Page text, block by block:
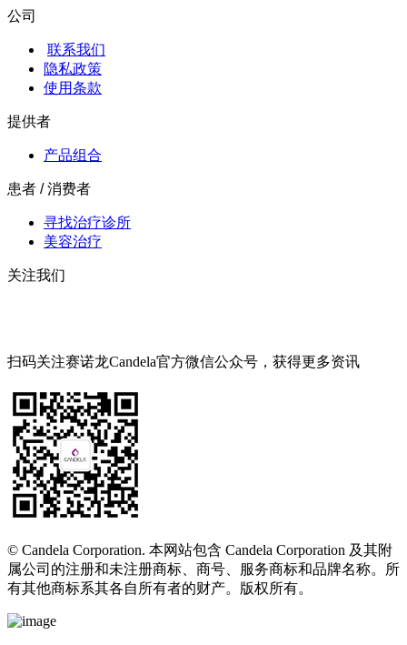
公司
联系我们
隐私政策
使用条款
提供者
产品组合
患者 / 消费者
寻找治疗诊所
美容治疗
关注我们
扫码关注赛诺龙Candela官方微信公众号，获得更多资讯
© Candela Corporation. 本网站包含 Candela Corporation 及其附
属公司的注册和未注册商标、商号、服务商标和品牌名称。所
有其他商标系其各自所有者的财产。版权所有。